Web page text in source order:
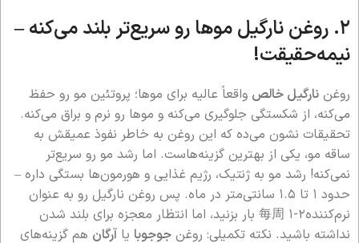
۲. روغن نارگیل موها رو سریع‌تر بلند می‌کنه –
نیمه‌حقیقت!
روغن نارگیل خالص واقعاً عالیه برای موها؛ پروتئین مو رو حفظ
می‌کنه، از شکستگی جلوگیری می‌کنه و موها رو نرم و براق می‌کنه.
تحقیقات نشون می‌ده که این روغن به خاطر نفوذ عمیقش به
ساقه مو، یکی از بهترین گزینه‌هاست. اما رشد مو رو سریع‌تر
نمی‌کنه! رشد مو به ژنتیک، رژیم غذایی و هورمون‌ها بستگی داره –
حدود ۱ تا ۱.۵ سانتی‌متر در ماه. پس روغن نارگیل رو به عنوان
نرم‌کننده每周 ۱-۲ بار بزنید، اما انتظار معجزه برای بلند شدن
نداشته باشید. نکته تکمیلی: روغن جوجوبا یا آرگان هم گزینه‌های